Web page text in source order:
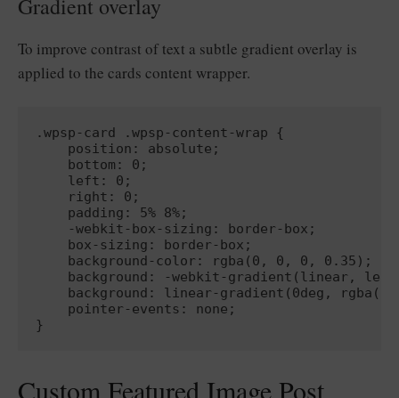
Gradient overlay
To improve contrast of text a subtle gradient overlay is
applied to the cards content wrapper.
.wpsp-card .wpsp-content-wrap {
    position: absolute;
    bottom: 0;
    left: 0;
    right: 0;
    padding: 5% 8%;
    -webkit-box-sizing: border-box;
    box-sizing: border-box;
    background-color: rgba(0, 0, 0, 0.35);
background: -webkit-gradient(linear,
background: linear-gradient(0deg,
    pointer-events: none;
Custom Featured Image Post